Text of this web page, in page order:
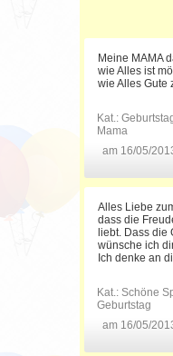
Meine MAMA
wie Alles ist
wie Alles Gute
Kat.:
Mama
am 16/05/
Alles Liebe
dass die
liebt. Dass die
wünsche ich
Ich denke an
Kat.: Schöne
Geburtstag
am 16/05/